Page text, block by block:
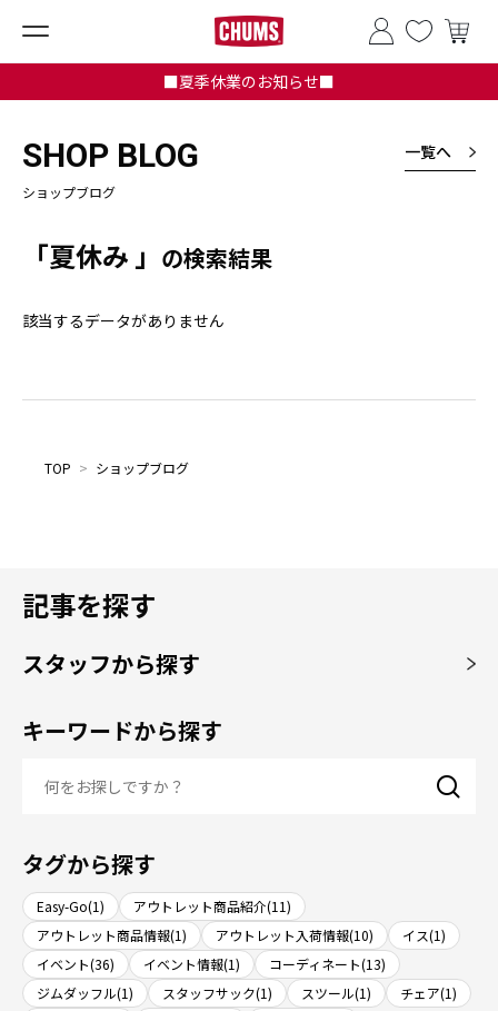
■夏季休業のお知らせ■
SHOP BLOG
ショップブログ
一覧へ
「夏休み 」 の検索結果
該当するデータがありません
TOP > ショップブログ
記事を探す
スタッフから探す
キーワードから探す
タグから探す
Easy-Go(1)
アウトレット商品紹介(11)
アウトレット商品情報(1)
アウトレット入荷情報(10)
イス(1)
イベント(36)
イベント情報(1)
コーディネート(13)
ジムダッフル(1)
スタッフサック(1) スツール(1)
チェア(1)